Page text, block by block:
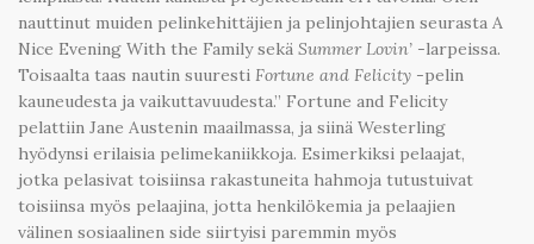
nauttinut muiden pelinkehittäjien ja pelinjohtajien seurasta A
Nice Evening With the Family sekä Summer Lovin’ -larpeissa.
Toisaalta taas nautin suuresti Fortune and Felicity -pelin
kauneudesta ja vaikuttavuudesta.” Fortune and Felicity
pelattiin Jane Austenin maailmassa, ja siinä Westerling
hyödynsi erilaisia pelimekaniikkoja. Esimerkiksi pelaajat,
jotka pelasivat toisiinsa rakastuneita hahmoja tutustuivat
toisiinsa myös pelaajina, jotta henkilökemia ja pelaajien
välinen sosiaalinen side siirtyisi paremmin myös